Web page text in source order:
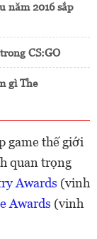
năm 2016 sắp
CS:GO
gì The
game thế giới
quan trọng
Awards (vinh
Awards (vinh